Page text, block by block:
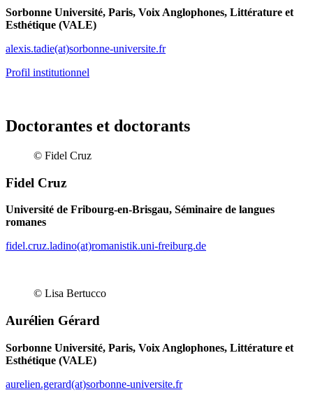
Sorbonne Université, Paris, Voix Anglophones, Littérature et
Esthétique (VALE)
alexis.tadie(at)sorbonne-universite.fr
Profil institutionnel
Doctorantes et doctorants
© Fidel Cruz
Fidel Cruz
Université de Fribourg-en-Brisgau, Séminaire de langues
romanes
fidel.cruz.ladino(at)romanistik.uni-freiburg.de
© Lisa Bertucco
Aurélien Gérard
Sorbonne Université, Paris, Voix Anglophones, Littérature et
Esthétique (VALE)
aurelien.gerard(at)sorbonne-universite.fr